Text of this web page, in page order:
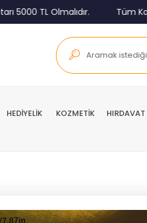
TL Olmalıdır. Tüm
HEDİYELİK KOZMETİK HIRDAVAT